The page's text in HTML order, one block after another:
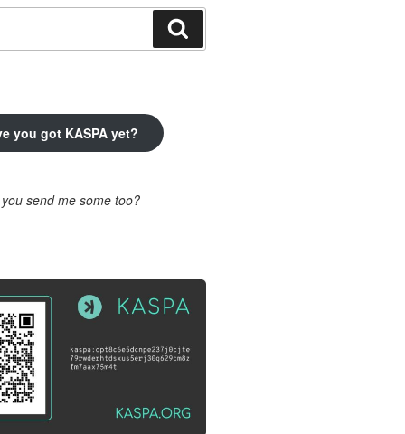
you got KASPA yet?
you send me some too?